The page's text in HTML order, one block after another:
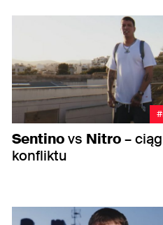
Sentinovs Nitro–
konfliktu